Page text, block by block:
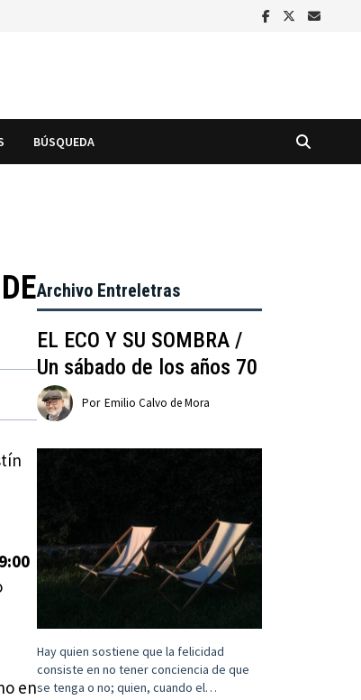
BÚSQUEDA
en
Archivo Entreletras
EL ECO Y SU SOMBRA /
Un sábado de los años 70
Por Emilio Calvo de Mora
Hay quien sostiene que la felicidad
consiste en no tener conciencia de que
se tenga o no; quien, cuando el…